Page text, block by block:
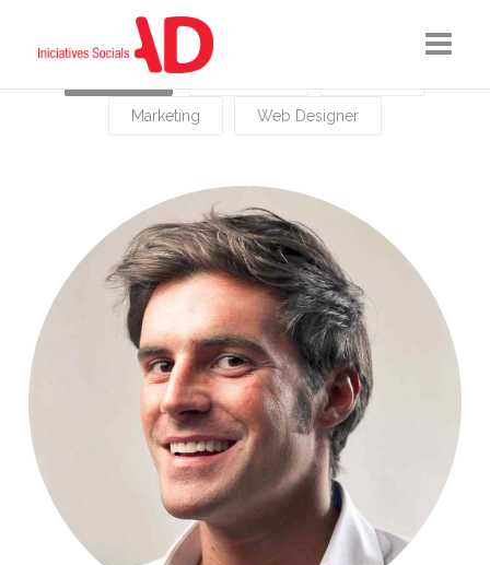
COL·LABORADORS
CONTACTA
Show All
Marketing Web Designer